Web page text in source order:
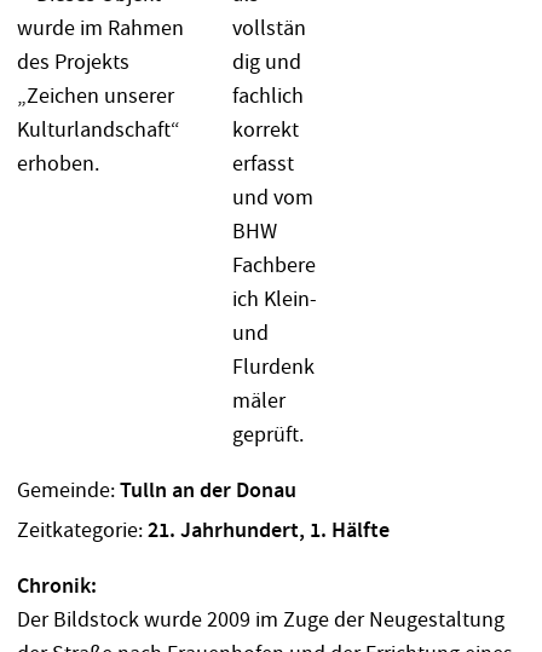
Gemeinde:Tulln an der Donau
Zeitkategorie:21. Jahrhundert, 1. Hälfte
Chronik:
Der Bildstock wurde 2009 im Zuge der Neugestaltung